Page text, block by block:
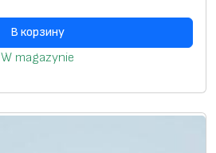
В корзину
W magazynie